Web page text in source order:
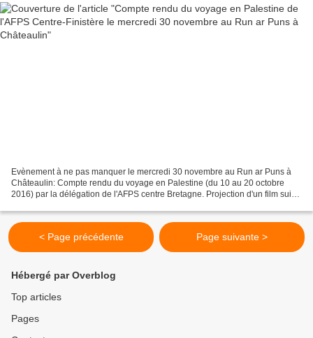
Evènement à ne pas manquer le mercredi 30 novembre au Run ar Puns à
Châteaulin: Compte rendu du voyage en Palestine (du 10 au 20 octobre
2016) par la délégation de l'AFPS centre Bretagne. Projection d'un film suivi
< Page précédente Page suivante >
Hébergé par Overblog
Top articles
Pages